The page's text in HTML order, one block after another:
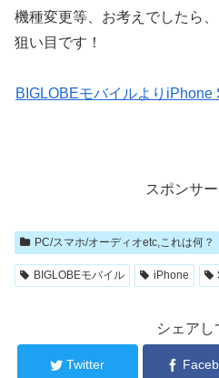
機種変更等、お考えでしたら
狙い目です！
BIGLOBEモバイルよりiPhone
スポンサ
PC/スマホ/オーディオetc,これは何？
BIGLOBEモバイル iPhone
シェアし
Twitter